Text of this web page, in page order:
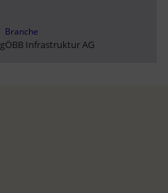
Branche
ÖBB Infrastruktur AG